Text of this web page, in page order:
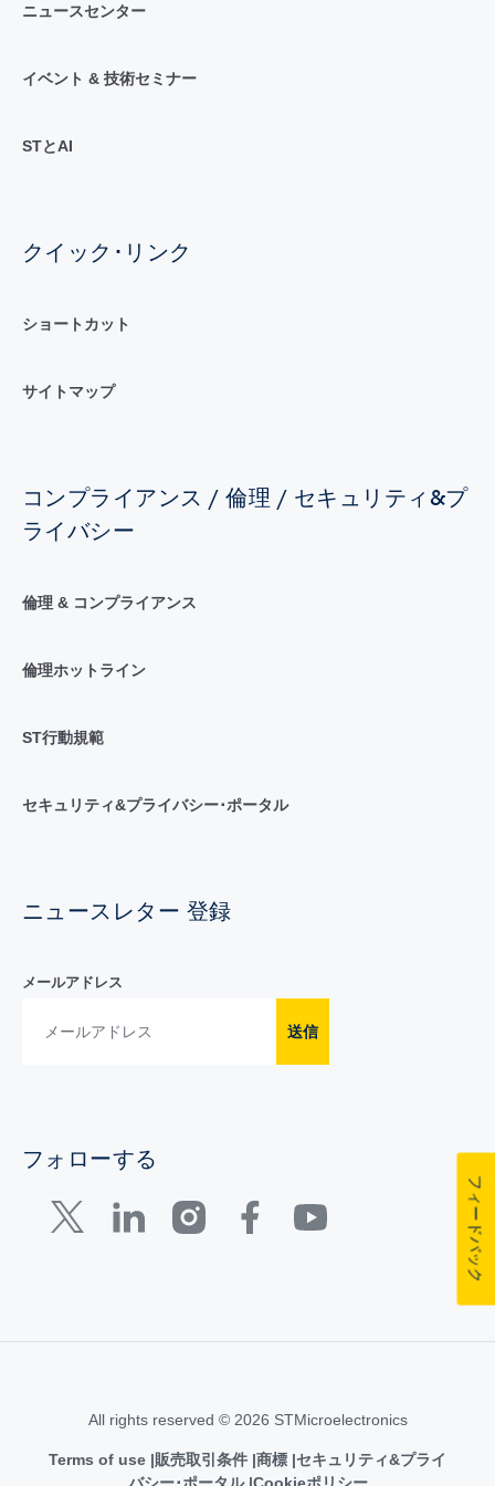
ニュースセンター
イベント & 技術セミナー
STとAI
クイック･リンク
ショートカット
サイトマップ
コンプライアンス / 倫理 / セキュリティ&プ
ライバシー
倫理 & コンプライアンス
倫理ホットライン
ST行動規範
セキュリティ&プライバシー･ポータル
ニュースレター 登録
メールアドレス
送信
フォローする
All rights reserved © 2026 STMicroelectronics
Terms of use 販売取引条件 商標 セキュリティ&プライ
フィードバック